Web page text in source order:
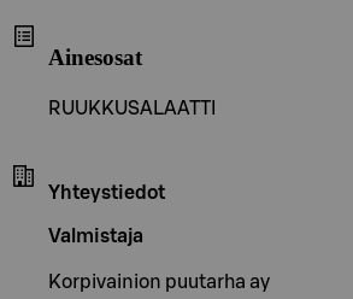
Ainesosat
RUUKKUSALAATTI
Yhteystiedot
Valmistaja
Korpivainion puutarha ay